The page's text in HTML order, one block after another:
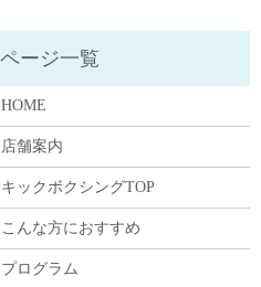
HOME
店舗案内
キックボクシングTOP
こんな方におすすめ
プログラム